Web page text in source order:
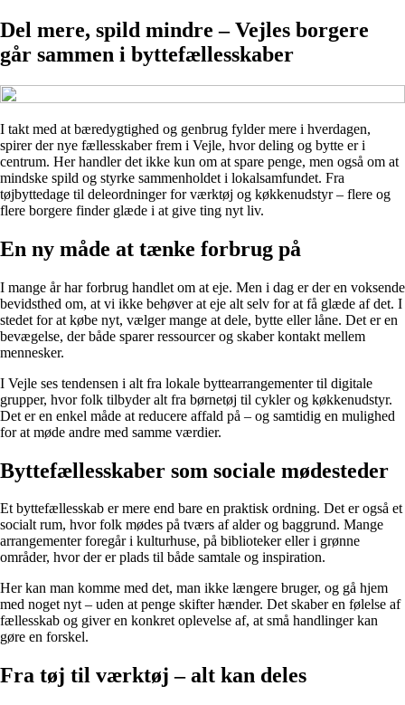
Del mere, spild mindre – Vejles borgere
går sammen i byttefællesskaber
I takt med at bæredygtighed og genbrug fylder mere i hverdagen,
spirer der nye fællesskaber frem i Vejle, hvor deling og bytte er i
centrum. Her handler det ikke kun om at spare penge, men også om at
mindske spild og styrke sammenholdet i lokalsamfundet. Fra
tøjbyttedage til deleordninger for værktøj og køkkenudstyr – flere og
flere borgere finder glæde i at give ting nyt liv.
En ny måde at tænke forbrug på
I mange år har forbrug handlet om at eje. Men i dag er der en voksende
bevidsthed om, at vi ikke behøver at eje alt selv for at få glæde af det. I
stedet for at købe nyt, vælger mange at dele, bytte eller låne. Det er en
bevægelse, der både sparer ressourcer og skaber kontakt mellem
mennesker.
I Vejle ses tendensen i alt fra lokale byttearrangementer til digitale
grupper, hvor folk tilbyder alt fra børnetøj til cykler og køkkenudstyr.
Det er en enkel måde at reducere affald på – og samtidig en mulighed
for at møde andre med samme værdier.
Byttefællesskaber som sociale mødesteder
Et byttefællesskab er mere end bare en praktisk ordning. Det er også et
socialt rum, hvor folk mødes på tværs af alder og baggrund. Mange
arrangementer foregår i kulturhuse, på biblioteker eller i grønne
områder, hvor der er plads til både samtale og inspiration.
Her kan man komme med det, man ikke længere bruger, og gå hjem
med noget nyt – uden at penge skifter hænder. Det skaber en følelse af
fællesskab og giver en konkret oplevelse af, at små handlinger kan
gøre en forskel.
Fra tøj til værktøj – alt kan deles